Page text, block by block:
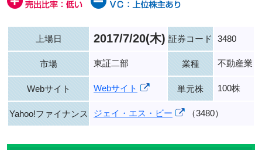
上場日 2017/7/20(木) 証券コード 3480
市場 東証二部 業種 不動産業
Webサイト Webサイト 単元株 100株
Yahoo!ファイナンス ジェイ・エス・ビー （3480）